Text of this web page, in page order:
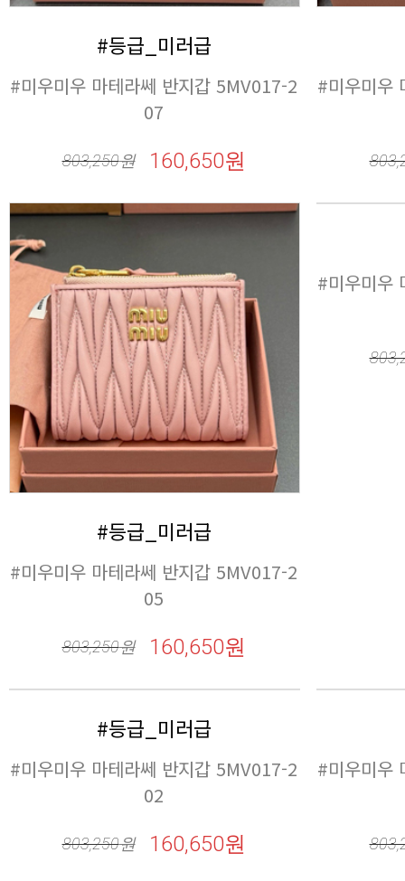
#등급_미러급
07
803,250원 160,650원
#등급_미러급
05
803,250원 160,650원
#등급_미러급
02
803,250원 160,650원